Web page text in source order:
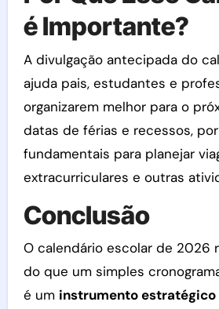
é Importante?
A divulgação antecipada do
ajuda pais, estudantes e
organizarem melhor para o
datas de férias e recessos,
fundamentais para planejar
extracurriculares e outras
Conclusão
O calendário escolar de 2026
do que um simples
é um instrumento estratégico